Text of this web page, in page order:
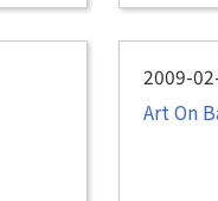
2009-
Art On